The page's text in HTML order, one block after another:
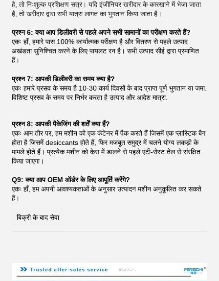
है, तो निःशुल्क प्रशिक्षण सत्र। यदि इंजीनियर खरीदार के कारखाने में भेजा जाता
है, तो खरीदार द्वारा सभी यात्रा लागत का भुगतान किया जाता है।
प्रश्न 6: क्या आप डिलीवरी से पहले अपने सभी सामानों का परीक्षण करते हैं?
एकः हाँ, हमारे पास 100% कार्यात्मक परीक्षण है और वितरण से पहले उत्पाद
अखंडता सुनिश्चित करने के लिए पायलट रन है। सभी उत्पाद सीई द्वारा प्रमाणित
हैं।
प्रश्न 7: आपकी डिलीवरी का समय क्या है?
एकः हमारे प्रसव के समय है 10-30 कार्य दिवसों के बाद प्राप्त पूर्ण भुगतान या जमा.
विशिष्ट प्रसव के समय पर निर्भर करता है उत्पाद और आदेश मात्रा.
प्रश्न 8: आपकी पैकेजिंग की शर्तें क्या हैं?
एकः आम तौर पर, हम मशीन को एक कंटेनर में पैक करते हैं जिसमें एक प्लास्टिक बैग
होता है जिसमें desiccants होते हैं, फिर मजबूत समुद्र में चलने योग्य लकड़ी के
मामले होते हैं। प्रत्येक मशीन को केस में डालने से पहले एंटी-रोस्ट तेल से संरक्षित
किया जाएगा।
Q9: क्या आप OEM ऑर्डर के लिए आपूर्ति करेंगे?
एकः हाँ, हम अपनी आवश्यकताओं के अनुसार उत्पादन मशीन अनुकूलित कर सकते
हैं।
बिक्री के बाद सेवा